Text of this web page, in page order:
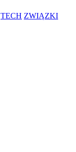
TECH ZWIĄZKI